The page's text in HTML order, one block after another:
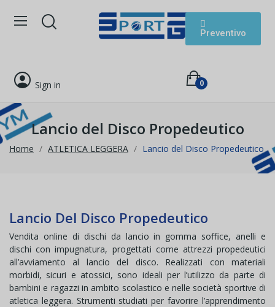
Preventivo
Sign in 0
Lancio del Disco Propedeutico
Home ATLETICA LEGGERA Lancio del Disco Propedeutico
Lancio Del Disco Propedeutico
Vendita online di dischi da lancio in gomma soffice, anelli e
dischi con impugnatura, progettati come attrezzi propedeutici
all’avviamento al lancio del disco. Realizzati con materiali
morbidi, sicuri e atossici, sono ideali per l’utilizzo da parte di
bambini e ragazzi in ambito scolastico e nelle società sportive di
atletica leggera. Strumenti studiati per favorire l’apprendimento